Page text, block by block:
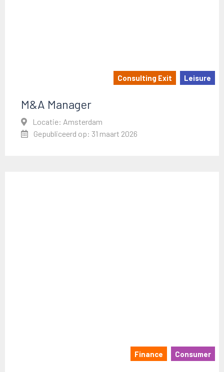
Consulting Exit Leisure
M&A Manager
Locatie: Amsterdam
Gepubliceerd op: 31 maart 2026
Finance Consumer